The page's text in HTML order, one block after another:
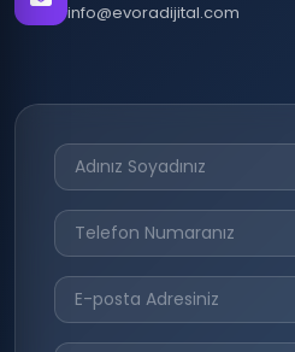
info@evoradijital.com